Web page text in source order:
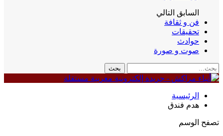
السابق التالي
فن و ثقافة
تحقيقات
حوادث
صوت و صورة
الرئيسية
هدم فندق
تصفح الوسم